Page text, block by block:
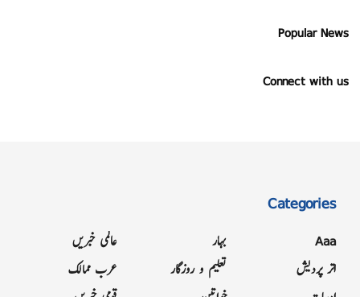
Popular News
Connect with us
Categories
Aaa
اتر پردیش
بہار
تعلیم و روزگار
عالمی خبریں
عرب ممالک